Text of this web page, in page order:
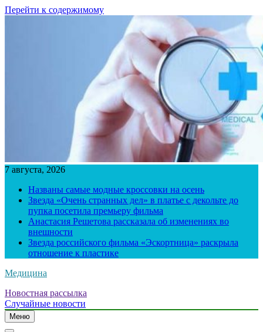
Перейти к содержимому
7 августа, 2026
Названы самые модные кроссовки на осень
Звезда «Очень странных дел» в платье с декольте до
пупка посетила премьеру фильма
Анастасия Решетова рассказала об изменениях во
внешности
Звезда российского фильма «Эскортница» раскрыла
отношение к пластике
Медицина
Новостная рассылка
Случайные новости
Меню